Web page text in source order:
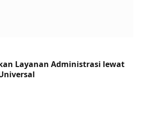
Layanan Administrasi lewat